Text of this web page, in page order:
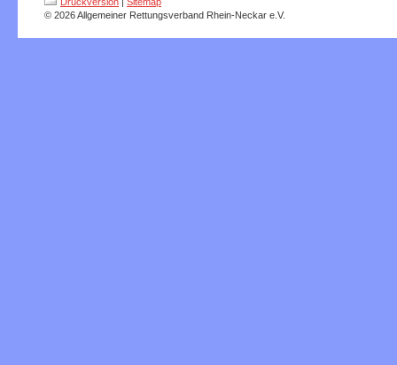
© 2026 Allgemeiner Rettungsverband Rhein-Neckar e.V.